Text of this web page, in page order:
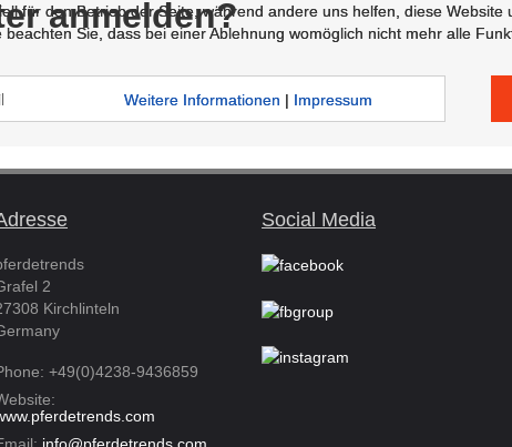
anmelden?
2
Kirchlinteln
+49(0)4238-9436859
Social Media
für den Betrieb der Seite, während andere uns helfen, diese
Sie, dass bei einer Ablehnung womöglich nicht mehr alle
Weitere Informationen | Impressum
für den Betrieb der Seite, während andere uns helfen, diese
Sie, dass bei einer Ablehnung womöglich nicht mehr alle
Weitere Informationen | Impressum